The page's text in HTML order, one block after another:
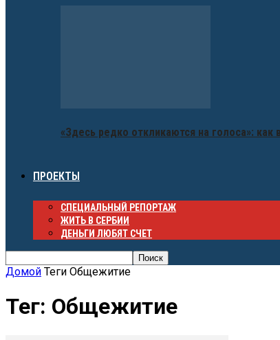
«Здесь редко откликаются на голоса»:
ПРОЕКТЫ
СПЕЦИАЛЬНЫЙ РЕПОРТАЖ
ЖИТЬ В СЕРБИИ
ДЕНЬГИ ЛЮБЯТ СЧЕТ
Домой Теги Общежитие
Тег: Общежитие